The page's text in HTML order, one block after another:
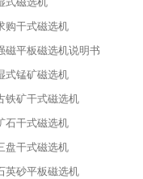
购干式磁选机
磁平板磁选机说明书
式锰矿磁选机
铁矿干式磁选机
石干式磁选机
盘干式磁选机
英砂平板磁选机